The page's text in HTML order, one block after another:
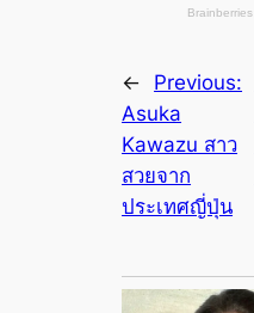
←
Previous:
Asuka
Kawazu สาว
สวยจาก
ประเทศญี่ปุ่น